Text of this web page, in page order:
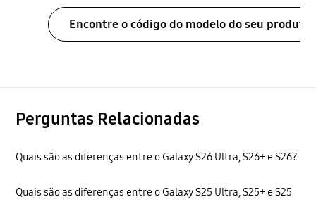
Encontre o código do modelo do seu produto
Perguntas Relacionadas
Quais são as diferenças entre o Galaxy S26 Ultra, S26+ e S26?
Quais são as diferenças entre o Galaxy S25 Ultra, S25+ e S25